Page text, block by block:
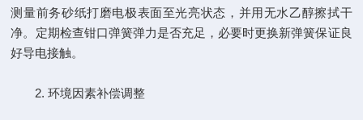
测量前务砂纸打磨电极表面至光亮状态，并用无水乙醇擦拭干
净。定期检查钳口弹簧弹力是否充足，必要时更换新弹簧保证良
好导电接触。
2. 环境因素补偿调整